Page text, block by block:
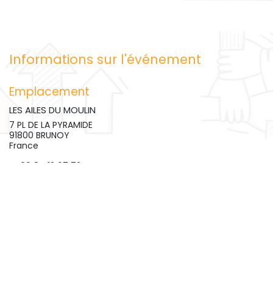
Informations sur l'événement
Emplacement
LES AILES DU MOULIN
7 PL DE LA PYRAMIDE
91800 BRUNOY
France
09 84 12 07 72